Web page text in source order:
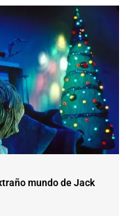
mundo de Jack